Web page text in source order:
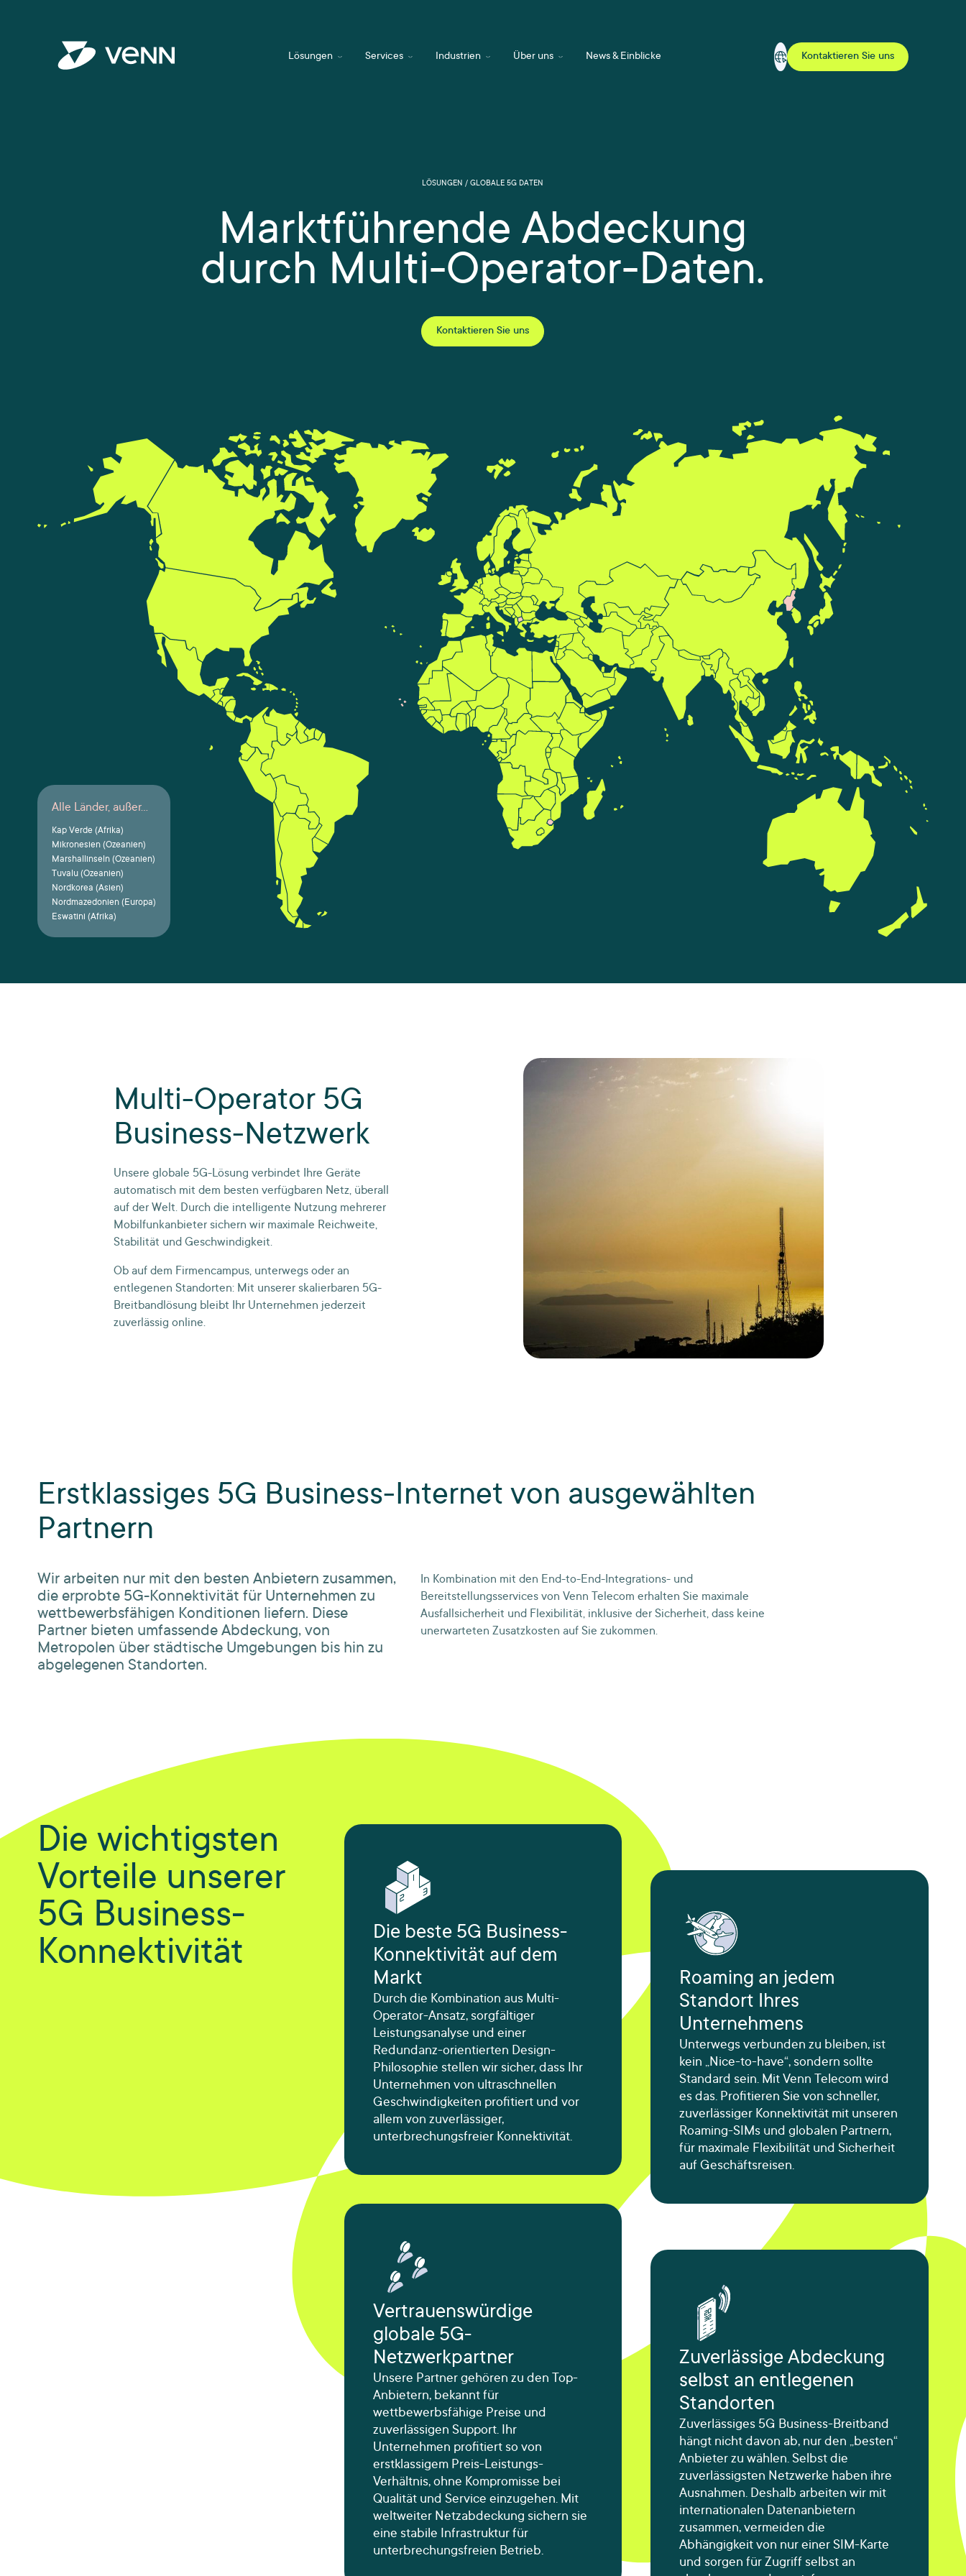
Lösungen Services Industrien Über uns News & Einblicke Kontaktieren Sie uns
LÖSUNGEN / GLOBALE 5G DATEN
Marktführende Abdeckung
durch Multi-Operator-Daten.
Kontaktieren Sie uns
Alle Länder, außer...
Kap Verde (Afrika)
Mikronesien (Ozeanien)
Marshallinseln (Ozeanien)
Tuvalu (Ozeanien)
Nordkorea (Asien)
Nordmazedonien (Europa)
Eswatini (Afrika)
Multi-Operator 5G
Business-Netzwerk
Unsere globale 5G-Lösung verbindet Ihre Geräte
automatisch mit dem besten verfügbaren Netz, überall
auf der Welt. Durch die intelligente Nutzung mehrerer
Mobilfunkanbieter sichern wir maximale Reichweite,
Stabilität und Geschwindigkeit.
Ob auf dem Firmencampus, unterwegs oder an
entlegenen Standorten: Mit unserer skalierbaren 5G-
Breitbandlösung bleibt Ihr Unternehmen jederzeit
zuverlässig online.
Erstklassiges 5G Business-Internet von ausgewählten
Partnern
Wir arbeiten nur mit den besten Anbietern zusammen,
die erprobte 5G-Konnektivität für Unternehmen zu
wettbewerbsfähigen Konditionen liefern. Diese
Partner bieten umfassende Abdeckung, von
Metropolen über städtische Umgebungen bis hin zu
abgelegenen Standorten.
In Kombination mit den End-to-End-Integrations- und
Bereitstellungsservices von Venn Telecom erhalten Sie maximale
Ausfallsicherheit und Flexibilität, inklusive der Sicherheit, dass keine
unerwarteten Zusatzkosten auf Sie zukommen.
Die wichtigsten
Vorteile unserer
5G Business-
Konnektivität
Die beste 5G Business-
Konnektivität auf dem
Markt
Durch die Kombination aus Multi-
Operator-Ansatz, sorgfältiger
Leistungsanalyse und einer
Redundanz-orientierten Design-
Philosophie stellen wir sicher, dass Ihr
Unternehmen von ultraschnellen
Geschwindigkeiten profitiert und vor
allem von zuverlässiger,
unterbrechungsfreier Konnektivität.
Roaming an jedem
Standort Ihres
Unternehmens
Unterwegs verbunden zu bleiben, ist
kein „Nice-to-have“, sondern sollte
Standard sein. Mit Venn Telecom wird
es das. Profitieren Sie von schneller,
zuverlässiger Konnektivität mit unseren
Roaming-SIMs und globalen Partnern,
für maximale Flexibilität und Sicherheit
auf Geschäftsreisen.
Vertrauenswürdige
globale 5G-
Netzwerkpartner
Unsere Partner gehören zu den Top-
Anbietern, bekannt für
wettbewerbsfähige Preise und
zuverlässigen Support. Ihr
Unternehmen profitiert so von
erstklassigem Preis-Leistungs-
Verhältnis, ohne Kompromisse bei
Qualität und Service einzugehen. Mit
weltweiter Netzabdeckung sichern sie
eine stabile Infrastruktur für
unterbrechungsfreien Betrieb.
Zuverlässige Abdeckung
selbst an entlegenen
Standorten
Zuverlässiges 5G Business-Breitband
hängt nicht davon ab, nur den „besten“
Anbieter zu wählen. Selbst die
zuverlässigsten Netzwerke haben ihre
Ausnahmen. Deshalb arbeiten wir mit
internationalen Datenanbietern
zusammen, vermeiden die
Abhängigkeit von nur einer SIM-Karte
und sorgen für Zugriff selbst an